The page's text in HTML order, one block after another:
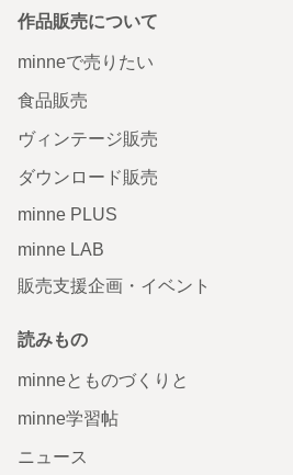
作品販売について
minneで売りたい
食品販売
ヴィンテージ販売
ダウンロード販売
minne PLUS
minne LAB
販売支援企画・イベント
読みもの
minneとものづくりと
minne学習帖
ニュース